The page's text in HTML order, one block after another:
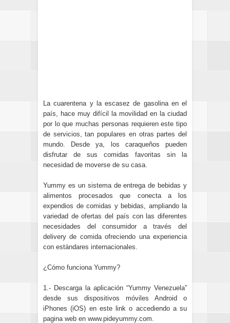
La cuarentena y la escasez de gasolina en el
país, hace muy difícil la movilidad en la ciudad
por lo que muchas personas requieren este tipo
de servicios, tan populares en otras partes del
mundo. Desde ya,
los caraqueños pueden
disfrutar de sus comidas favoritas sin la
necesidad de moverse de su casa.
Yummy es un sistema de entrega de bebidas y
alimentos procesados que conecta a los
expendios de comidas y bebidas, ampliando la
variedad de ofertas del país con las diferentes
necesidades del consumidor a través del
delivery de comida ofreciendo una experiencia
con estándares internacionales.
¿Cómo funciona Yummy?
1.- Descarga la aplicación “Yummy Venezuela”
desde sus dispositivos móviles Android o
iPhones (iOS) en este link o accediendo a su
pagina web en www.pideyummy.com.